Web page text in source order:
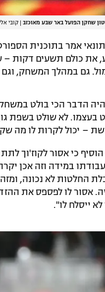
שחקן הפועל באר שבע מאוכזב קובי
את כולם תשעים דקות –
גם במהלך המשחק, וגם
הדבר הכי בולט
בעצמו. לא שולט בשפת
– יכול לקרות לו מה
הוסיף כי אסור לקוז'וך
במידה וזה אכן
החלטות לא נכונה,
אסור לו לפספס את
ייסלח לו".